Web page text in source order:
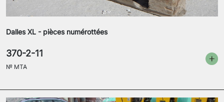
Dalles XL - pièces numérottées
370-2-11
№ MTA